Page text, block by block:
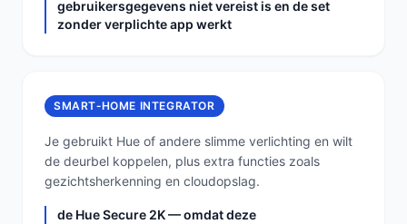
gebruikersgegevens niet vereist is en de set
zonder verplichte app werkt
SMART‑HOME INTEGRATOR
Je gebruikt Hue of andere slimme verlichting en wilt
de deurbel koppelen, plus extra functies zoals
gezichtsherkenning en cloudopslag.
de Hue Secure 2K — omdat deze